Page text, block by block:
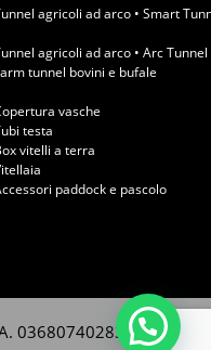
agricoli ad arco • Smart
agricoli ad arco • Arc Tunnel
tunnel bovini e bufale
vasche
testa
vitelli a terra
paddock e pascolo
03680740283 | REA. PD -